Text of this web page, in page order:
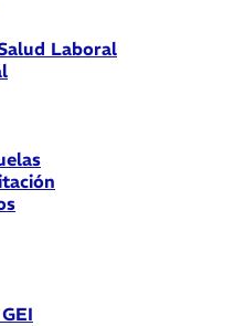
Laboral